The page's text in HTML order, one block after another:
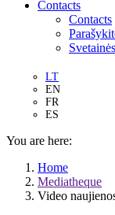
Contacts
Contacts
LT
EN
FR
ES
You are here:
Home
Mediatheque
Video